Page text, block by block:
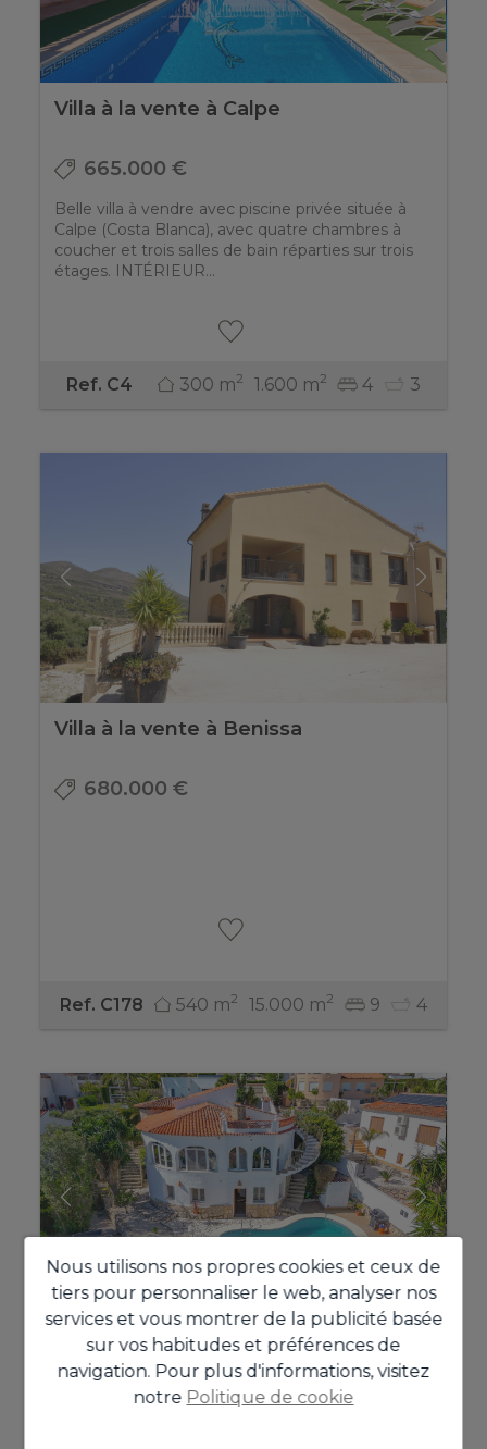
Villa à la vente à Calpe
665.000 €
Belle villa à vendre avec piscine privée située à
Calpe (Costa Blanca), avec quatre chambres à
coucher et trois salles de bain réparties sur trois
étages. INTÉRIEUR...
Ref. C4 300 m2 1.600 m2 4 3
Villa à la vente à Benissa
680.000 €
Ref. C178 540 m2 15.000 m2 9 4
Villa à la vente à Benissa
687.500 €
Nous utilisons nos propres cookies et ceux de
tiers pour personnaliser le web, analyser nos
services et vous montrer de la publicité basée
sur vos habitudes et préférences de
navigation. Pour plus d'informations, visitez
notre Politique de cookie